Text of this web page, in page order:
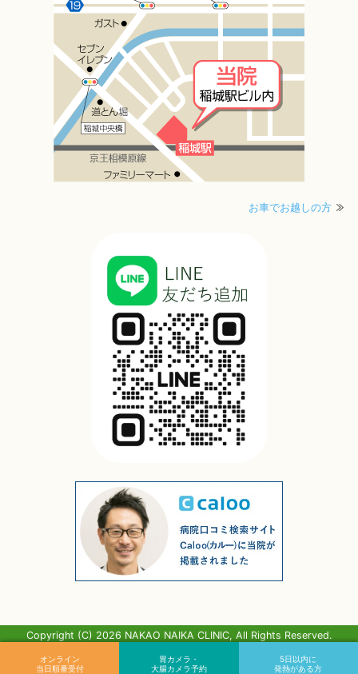
お車でお越しの方
Copyright (C) 2026 NAKAO NAIKA CLINIC, All Rights Reserved.
オンライン
当日順番受付
胃カメラ・
大腸カメラ予約
5日以内に
発熱がある方